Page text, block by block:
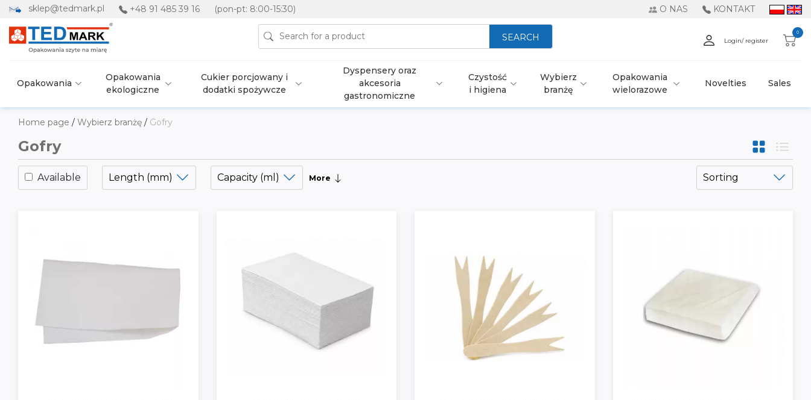
sklep@tedmark.pl +48 91 485 39 16 (pon-pt: 8:00-15:30) O NAS KONTAKT
SEARCH Login/ register
0
Opakowania
Opakowania
ekologiczne
Cukier porcjowany i
dodatki spożywcze
Dyspensery oraz
akcesoria
gastronomiczne
Czystość
i higiena
Wybierz
branżę
Opakowania
wielorazowe
Novelties Sales
Home page / Wybierz branżę / Gofry
Gofry
Available Length (mm) Capacity (ml) More Sorting